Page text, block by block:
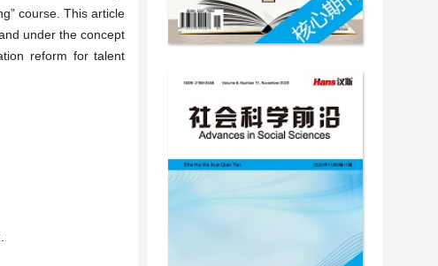
course. This article
under the concept
reform for talent